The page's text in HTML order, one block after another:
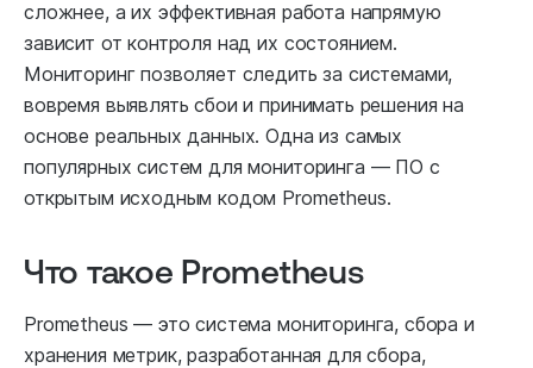
сложнее, а их эффективная работа напрямую
зависит от контроля над их состоянием.
Мониторинг позволяет следить за системами,
вовремя выявлять сбои и принимать решения на
основе реальных данных. Одна из самых
популярных систем для мониторинга — ПО с
открытым исходным кодом Prometheus.
Что такое Prometheus
Prometheus — это система мониторинга, сбора и
хранения метрик, разработанная для сбора,